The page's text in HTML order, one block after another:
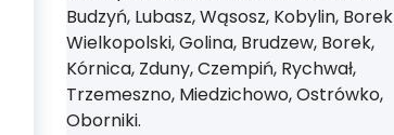
Budzyń, Lubasz, Wąsosz, Kobylin, Borek
Wielkopolski, Golina, Brudzew, Borek,
Kórnica, Zduny, Czempiń, Rychwał,
Trzemeszno, Miedzichowo, Ostrówko,
Oborniki.